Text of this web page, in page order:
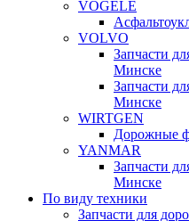
VOGELE
VOLVO
Запчасти
Минске
Запчасти
Минске
WIRTGEN
Дорожные
YANMAR
Запчасти
Минске
По виду техники
Запчасти для